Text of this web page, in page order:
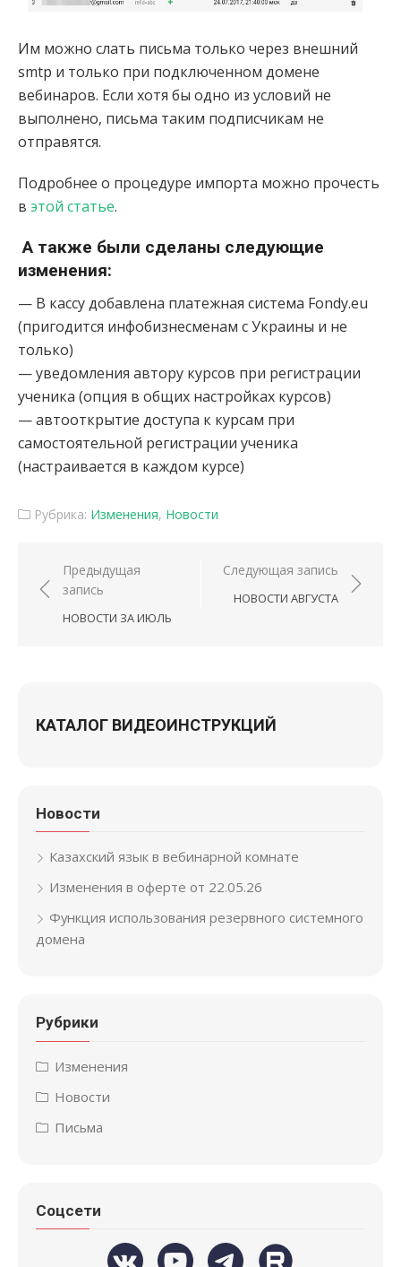
Им можно слать письма только через внешний
smtp и только при подключенном домене
вебинаров. Если хотя бы одно из условий не
выполнено, письма таким подписчикам не
отправятся.
Подробнее о процедуре импорта можно прочесть
в этой статье.
А также были сделаны следующие
изменения:
— В кассу добавлена платежная система Fondy.eu
(пригодится инфобизнесменам с Украины и не
только)
— уведомления автору курсов при регистрации
ученика (опция в общих настройках курсов)
— автооткрытие доступа к курсам при
самостоятельной регистрации ученика
(настраивается в каждом курсе)
Рубрика: Изменения, Новости
Навигация по записям
Предыдущая
запись
НОВОСТИ ЗА ИЮЛЬ
Следующая запись
НОВОСТИ АВГУСТА
КАТАЛОГ ВИДЕОИНСТРУКЦИЙ
Новости
Казахский язык в вебинарной комнате
Изменения в оферте от 22.05.26
Функция использования резервного системного
домена
Рубрики
Изменения
Новости
Письма
Соцсети